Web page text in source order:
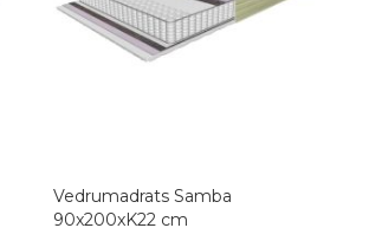
Vedrumadrats Samba
90x200xK22 cm